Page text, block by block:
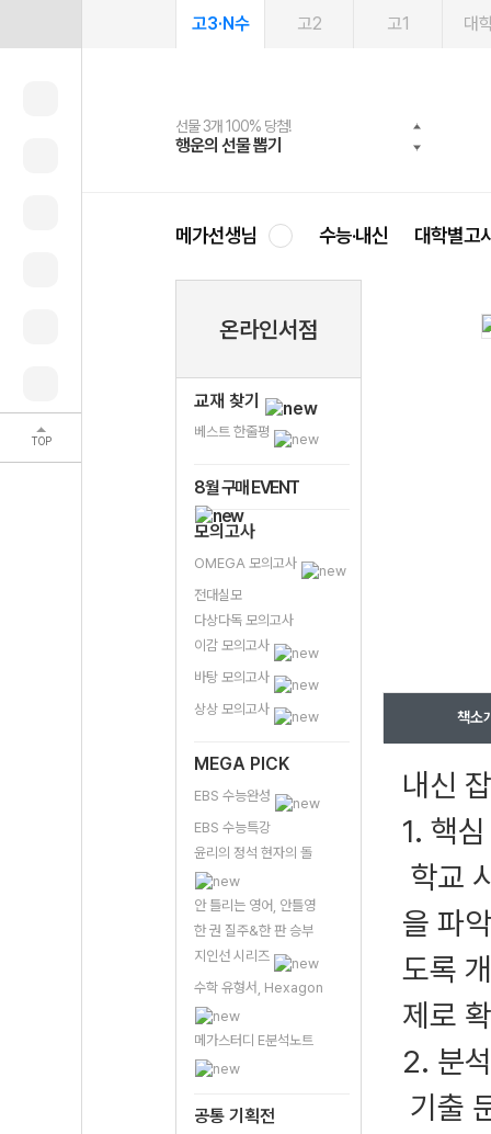
TOP
고3·N수 고2 고1 대
선물 3개 100% 당첨!
행운의 선물 뽑기
선물 100% 증정!
메가스터디 X 올리브
여름방학 스터디 캐시백
메가런 썸머스쿨
2027 러셀 단과
강사 공개선발
스마트러닝앱
설문 EVENT
메가패스
3일 무료 체험권
메가패스 수강생 무료혜택!
메가클럽 멤버십
사회공헌 캠페인
희망이룸 메가나눔
메가선생님 수능·내신 대학별고
온라인서점
교재 찾기
베스트 한줄평
8월 구매 EVENT
모의고사
OMEGA 모의고사
전대실모
다상다독 모의고사
이감 모의고사
바탕 모의고사
상상 모의고사
MEGA PICK
EBS 수능완성
EBS 수능특강
윤리의 정석 현자의 돌
안 틀리는 영어, 안틀영
한 권 질주&한 판 승부
지인선 시리즈
수학 유형서, Hexagon
메가스터디 E분석노트
공통 기획전
책소
내신
1. 핵
학교
을 파
도록
제로
2. 분
기출